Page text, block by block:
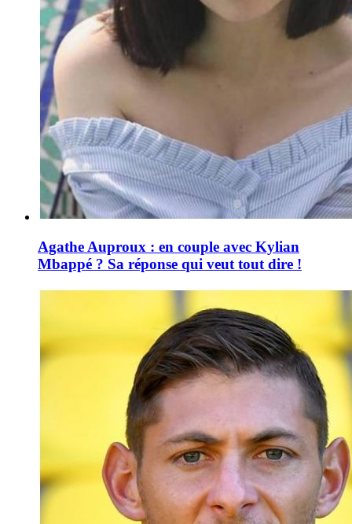
Agathe Auproux : en couple avec Kylian
Mbappé ? Sa réponse qui veut tout dire !